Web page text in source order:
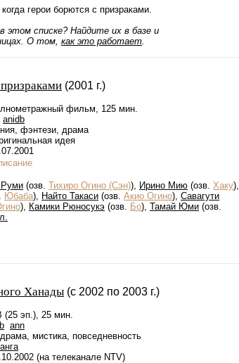
герои борются с призраками.
списке? Найдите их в базе и
О том, как это работает.
(2001 г.)
фильм, 125 мин.
anidb
фэнтези, драма
идея
Руми (озв. Тихиро Огино (Сэн)), Ирино Мию (озв. Хаку),
Юбаба), Найто Такаси (озв. Акио Огино), Савагути
), Камики Рюносукэ (озв. Бо), Тамай Юми (озв.
Ханады (с 2002 по 2003 г.)
эп.), 25 мин.
ann
мистика, повседневность
(на телеканале NTV)